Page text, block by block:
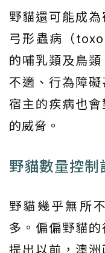
野貓還可能成
弓形蟲病（
的哺乳類及鳥
不適、行為障
宿主的疾病也
的威脅。
野貓數量控
野貓幾乎無所
多。偏偏野貓
提出以前，澳